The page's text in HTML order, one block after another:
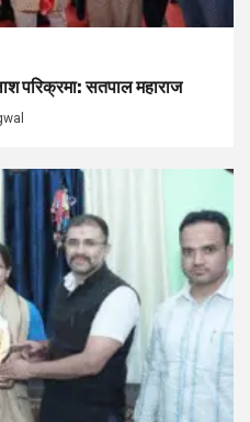
परिक्रमा: सतपाल महाराज